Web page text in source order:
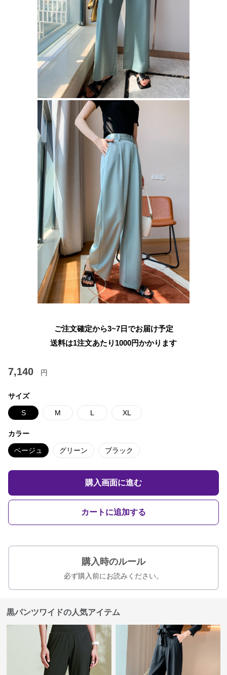
ご注文確定から3~7日でお届け予定
送料は1注文あたり 1000円かかります
7,140 円
サイズ
S M L XL
カラー
ベージュ グリーン ブラック
購入画面に進む
カートに追加する
購入時のルール
必ず購入前にお読みください。
黒パンツワイドの人気アイテム